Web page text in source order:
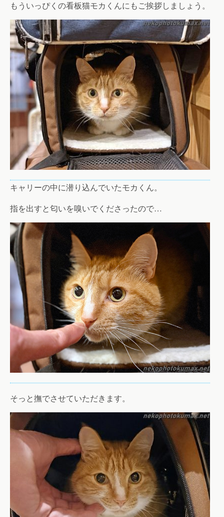
もういっぴくの看板猫モカくんにもご挨拶しましょう。
キャリーの中に潜り込んでいたモカくん。
指を出すと匂いを嗅いでくださったので…
そっと撫でさせていただきます。